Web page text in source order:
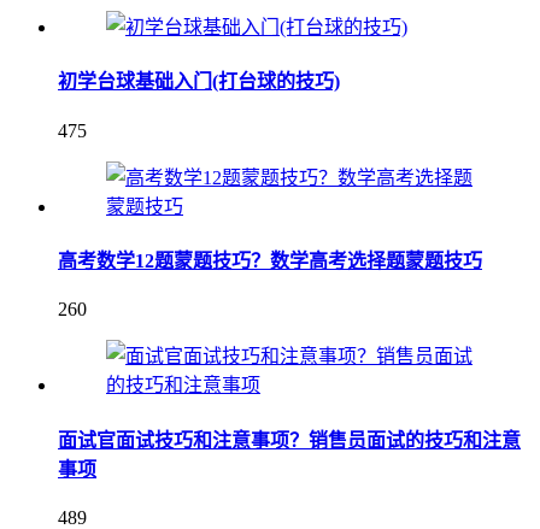
初学台球基础入门(打台球的技巧)
475
高考数学12题蒙题技巧？数学高考选择题蒙题技巧
260
面试官面试技巧和注意事项？销售员面试的技巧和注意
事项
489